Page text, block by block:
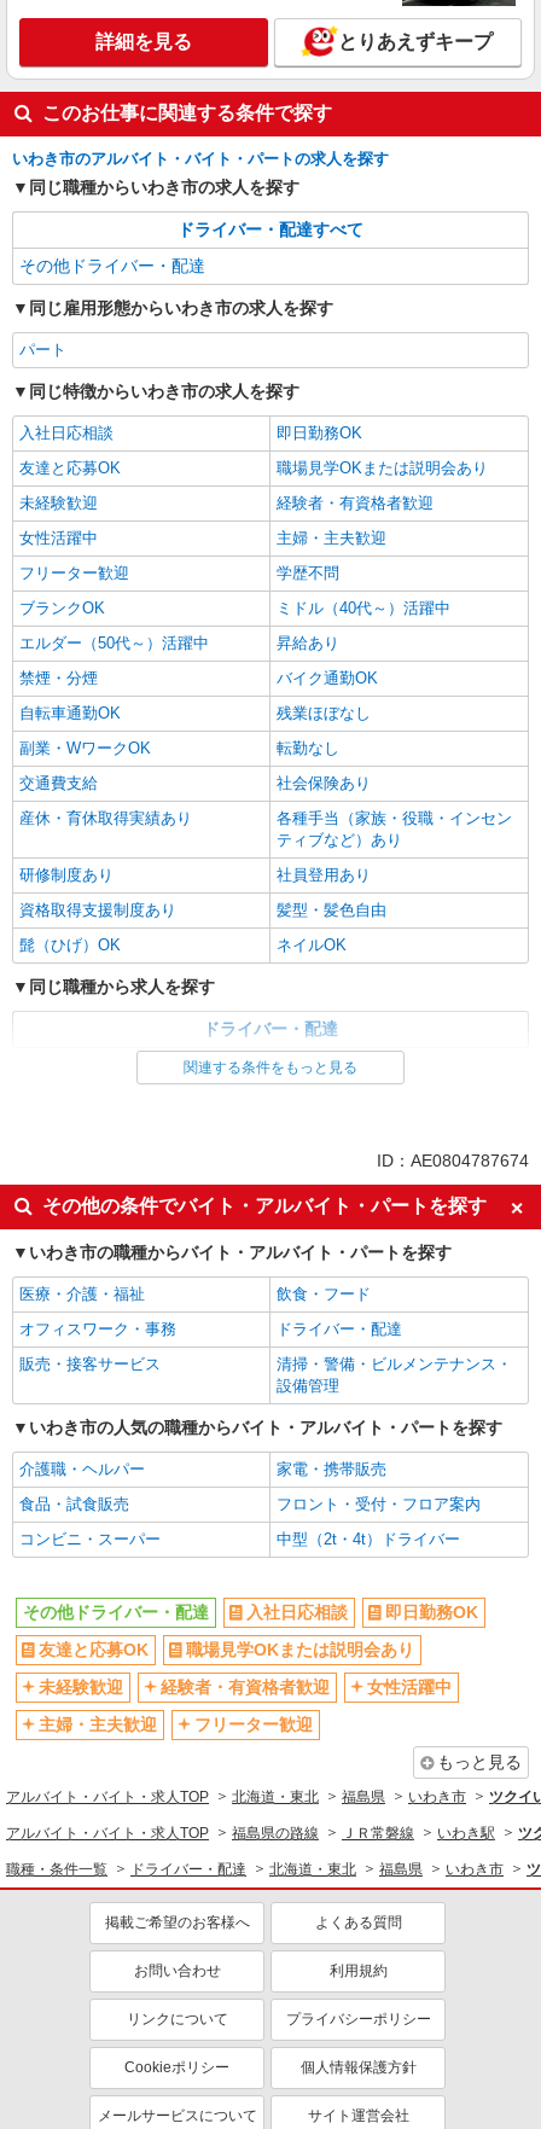
詳細を見る とりあえずキープ
このお仕事に関連する条件で探す
いわき市のアルバイト・バイト・パートの求人を探す
同じ職種からいわき市の求人を探す
ドライバー・配達すべて
その他ドライバー・配達
同じ雇用形態からいわき市の求人を探す
パート
同じ特徴からいわき市の求人を探す
入社日応相談
即日勤務OK
友達と応募OK
職場見学OKまたは説明会あり
未経験歓迎
経験者・有資格者歓迎
女性活躍中
主婦・主夫歓迎
フリーター歓迎
学歴不問
ブランクOK
ミドル（40代～）活躍中
エルダー（50代～）活躍中
昇給あり
禁煙・分煙
バイク通勤OK
自転車通勤OK
残業ほぼなし
副業・WワークOK
転勤なし
交通費支給
社会保険あり
産休・育休取得実績あり
各種手当（家族・役職・インセン
ティブなど）あり
研修制度あり
社員登用あり
資格取得支援制度あり
髪型・髪色自由
髭（ひげ）OK
ネイルOK
同じ職種から求人を探す
ドライバー・配達
同じ特徴から求人を探す
社会保険あり
産休・育休取得実績あり
社員登用あり
関連する条件をもっと見る
ID：AE0804787674
その他の条件でバイト・アルバイト・パートを探す
いわき市の職種からバイト・アルバイト・パートを探す
医療・介護・福祉
飲食・フード
オフィスワーク・事務
ドライバー・配達
販売・接客サービス
清掃・警備・ビルメンテナンス・
設備管理
いわき市の人気の職種からバイト・アルバイト・パートを探す
介護職・ヘルパー
家電・携帯販売
食品・試食販売
フロント・受付・フロア案内
コンビニ・スーパー
中型（2t・4t）ドライバー
その他ドライバー・配達 入社日応相談
即日勤務OK
友達と応募OK
職場見学OKまたは説明会あり
未経験歓迎
経験者・有資格者歓迎
女性活躍中
主婦・主夫歓迎
フリーター歓迎
もっと見る
アルバイト・バイト・求人TOP 北海道・東北 福島県 いわき市 ツクイ
アルバイト・バイト・求人TOP 福島県の路線 ＪＲ常磐線 いわき駅 ツ
職種・条件一覧 ドライバー・配達 北海道・東北 福島県 いわき市
掲載ご希望のお客様へ よくある質問
お問い合わせ 利用規約
リンクについて プライバシーポリシー
Cookieポリシー 個人情報保護方針
メールサービスについて サイト運営会社